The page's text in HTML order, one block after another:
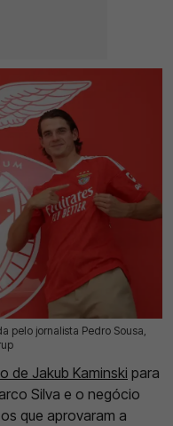
pelo jornalista Pedro Sousa,
de Jakub Kaminski para
Silva e o negócio
que aprovaram a